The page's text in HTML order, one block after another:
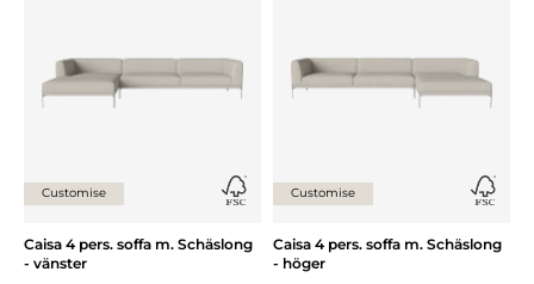
Customise
Caisa 4 pers. soffa m. Schäslong
- vänster
Customise
Caisa 4 pers. soffa m. Schäslong
- höger